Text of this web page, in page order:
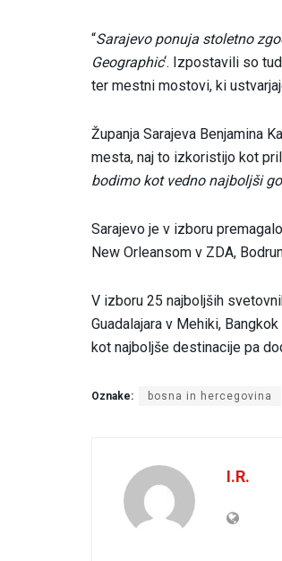
“Sarajevo ponuja stoletno
Geographic‘. Izpostavili so
ter mestni mostovi, ki
Županja Sarajeva Benjamina
mesta, naj to izkoristijo kot
bodimo kot vedno najboljši
Sarajevo je v izboru
New Orleansom v ZDA,
V izboru 25 najboljših
Guadalajara v Mehiki,
kot najboljše destinacije pa
Oznake: bosna in hercegovina
I.R.